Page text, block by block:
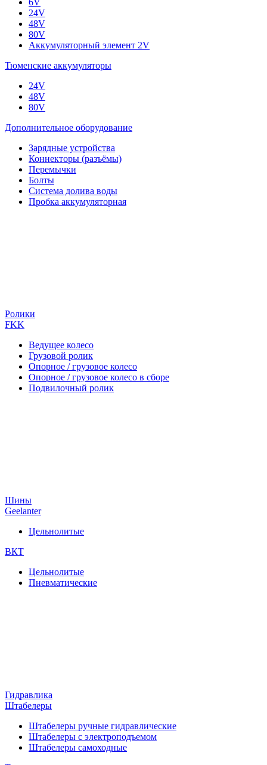
6V
24V
48V
80V
Аккумуляторный элемент 2V
Тюменские аккумуляторы
24V
48V
80V
Дополнительное оборудование
Зарядные устройства
Коннекторы (разъёмы)
Перемычки
Болты
Система долива воды
Пробка аккумуляторная
Ролики
FKK
Ведущее колесо
Грузовой ролик
Опорное / грузовое колесо
Опорное / грузовое колесо в сборе
Подвилочный ролик
Шины
Geelanter
Цельнолитые
ВКТ
Цельнолитые
Пневматические
Гидравлика
Штабелеры
Штабелеры ручные гидравлические
Штабелеры с электроподъемом
Штабелеры самоходные